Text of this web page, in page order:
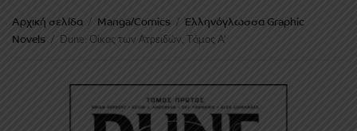
Αρχική σελίδα / Manga/Comics / Ελληνόγλωσσα Graphic
Novels / Dune: Οίκος των Ατρειδών, Tόμος Α’